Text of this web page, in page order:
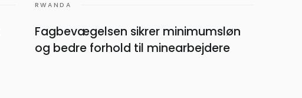
RWANDA
Fagbevægelsen sikrer minimumsløn
og bedre forhold til minearbejdere